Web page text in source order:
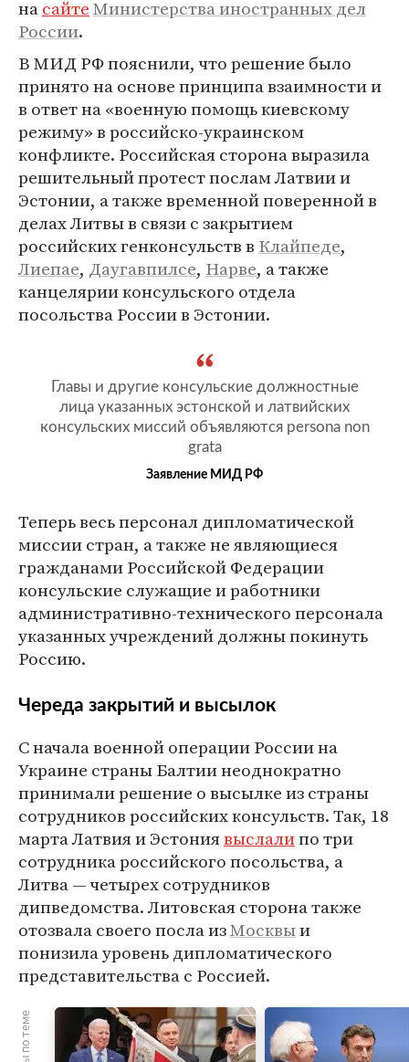
насайтеМинистерства иностранных дел
России.
В МИД РФ пояснили, что решение было
принято на основе принципа взаимности и
в ответ на «военную помощь киевскому
режиму» в российско-украинском
конфликте. Российская сторона выразила
решительный протест послам Латвии и
Эстонии, а также временной поверенной в
делах Литвы в связи с закрытием
российских генконсульств в Клайпеде,
Лиепае, Даугавпилсе, Нарве, а также
канцелярии консульского отдела
посольства России в Эстонии.
Главы и другие консульские должностные
лица указанных эстонской и латвийских
консульских миссий объявляются persona nоn
grata
Заявление МИД РФ
Теперь весь персонал дипломатической
миссии стран, а также не являющиеся
гражданами Российской Федерации
консульские служащие и работники
административно-технического персонала
указанных учреждений должны покинуть
Россию.
Череда закрытий и высылок
С начала военной операции России на
Украине страны Балтии неоднократно
принимали решение о высылке из страны
сотрудников российских консульств. Так, 18
марта Латвия и Эстониявыслалипо три
сотрудника российского посольства, а
Литва — четырех сотрудников
дипведомства. Литовская сторона также
отозвала своего посла изМосквыи
понизила уровень дипломатического
представительства с Россией.